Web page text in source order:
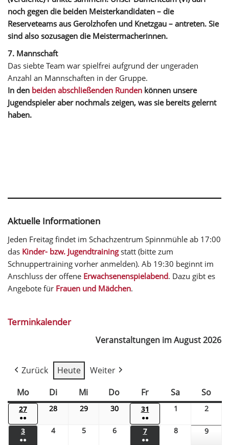
noch gegen die beiden Meisterkandidaten – die
Reserveteams aus Gerolzhofen und Knetzgau – antreten. Sie
sind also sozusagen die Meistermacherinnen.
7. Mannschaft
Das siebte Team war spielfrei aufgrund der ungeraden
Anzahl an Mannschaften in der Gruppe.
In den beiden abschließenden Runden können unsere
Jugendspieler aber nochmals zeigen, was sie bereits gelernt
haben.
Aktuelle Informationen
Jeden Freitag findet im Schachzentrum Spinnmühle ab 17:00
das Kinder- bzw. Jugendtrainingstatt (bitte zum
Schnuppertraining vorher anmelden). Ab 19:30 beginnt im
Anschluss der offene Erwachsenenspielabend. Dazu gibt es
Angebote für Frauen und Mädchen.
Terminkalender
Veranstaltungen im August 2026
Zurück Heute
Weiter
Mo
Di Mi Do Fr Sa So
27
●●
28 29 30 31
●●
1 2
3
●●
4 5 6 7
●●
8 9